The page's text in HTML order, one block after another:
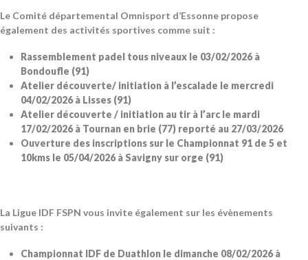
Le Comité départemental Omnisport d’Essonne propose
également des activités sportives comme suit :
Rassemblement padel tous niveaux le 03/02/2026 à
Bondoufle (91)
Atelier découverte/ initiation à l’escalade le mercredi
04/02/2026 à Lisses (91)
Atelier découverte / initiation au tir à l’arc le mardi
17/02/2026 à Tournan en brie (77) reporté au 27/03/2026
Ouverture des inscriptions sur le Championnat 91 de 5 et
10kms le 05/04/2026 à Savigny sur orge (91)
La Ligue IDF FSPN vous invite également sur les évènements
suivants :
Championnat IDF de Duathlon le dimanche 08/02/2026 à